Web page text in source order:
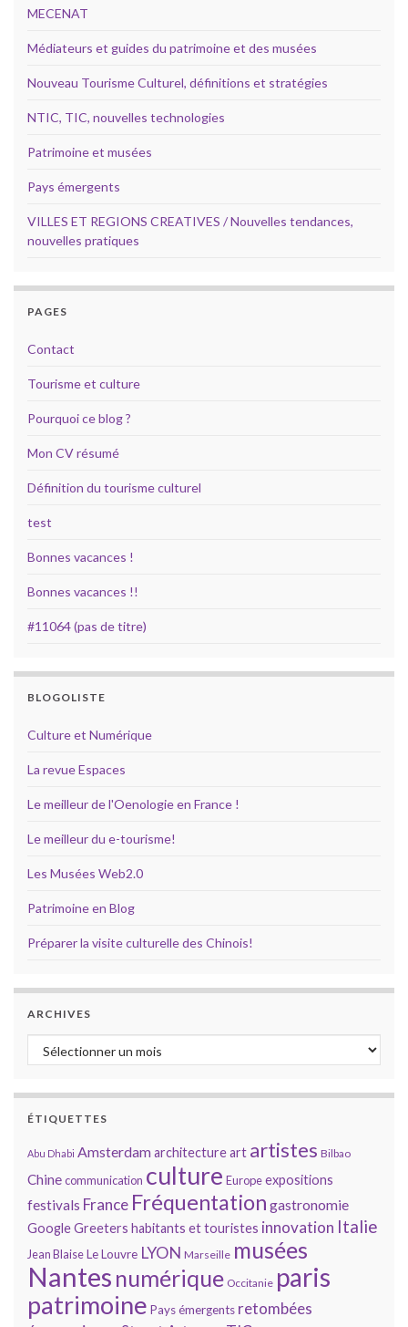
MECENAT
Médiateurs et guides du patrimoine et des musées
Nouveau Tourisme Culturel, définitions et stratégies
NTIC, TIC, nouvelles technologies
Patrimoine et musées
Pays émergents
VILLES ET REGIONS CREATIVES / Nouvelles tendances,
nouvelles pratiques
PAGES
Contact
Tourisme et culture
Pourquoi ce blog ?
Mon CV résumé
Définition du tourisme culturel
test
Bonnes vacances !
Bonnes vacances !!
#11064 (pas de titre)
BLOGOLISTE
Culture et Numérique
La revue Espaces
Le meilleur de l'Oenologie en France !
Le meilleur du e-tourisme!
Les Musées Web2.0
Patrimoine en Blog
Préparer la visite culturelle des Chinois!
ARCHIVES
Archives
ÉTIQUETTES
Abu Dhabi Amsterdamarchitectureart artistes Bilbao
Chinecommunication culture Europeexpositions
festivals France Fréquentation gastronomie
GoogleGreeters habitants et touristes innovation Italie
Jean BlaiseLe Louvre LYON Marseille musées
Nantes numérique Occitanie paris
patrimoine Pays émergents retombées